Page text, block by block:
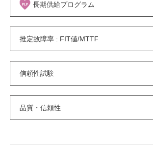
長期供給プログラム
推定故障率 : FIT値/MTTF
信頼性試験
品質・信頼性